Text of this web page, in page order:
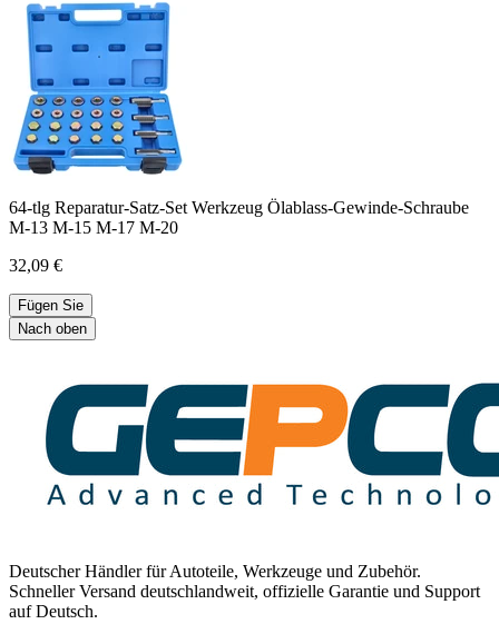
64-tlg Reparatur-Satz-Set Werkzeug Ölablass-Gewinde-Schraube
M-13 M-15 M-17 M-20
32,09 €
Fügen Sie
Nach oben
Deutscher Händler für Autoteile, Werkzeuge und Zubehör.
Schneller Versand deutschlandweit, offizielle Garantie und Support
auf Deutsch.